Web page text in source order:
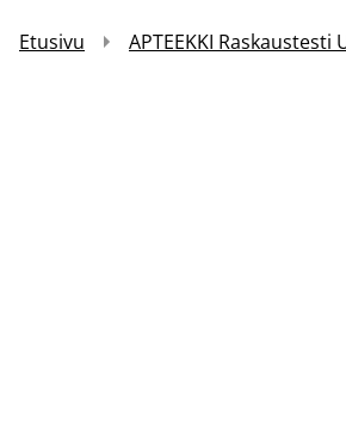
Etusivu APTEEKKI Raskaustesti